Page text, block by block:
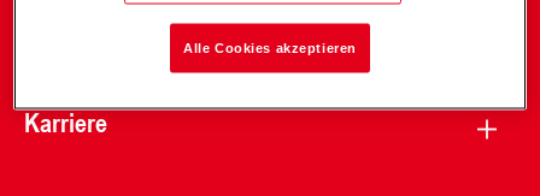
Karriere
Alle Cookies akzeptieren